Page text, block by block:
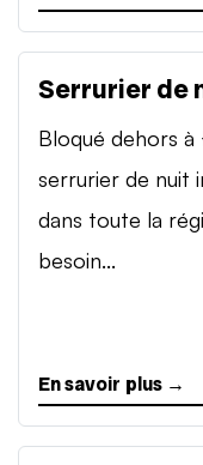
Serrurier de
Bloqué dehors
serrurier de nuit
dans toute la
besoin...
En savoir plus →